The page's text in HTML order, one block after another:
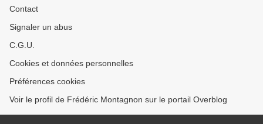
Contact
Signaler un abus
C.G.U.
Cookies et données personnelles
Préférences cookies
Voir le profil de Frédéric Montagnon sur le portail Overblog